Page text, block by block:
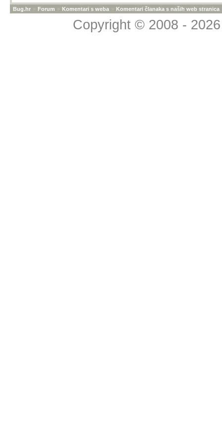
Bug.hr » Forum » Komentari s weba » Komentari članaka s naših web stranica
Copyright © 2008 -